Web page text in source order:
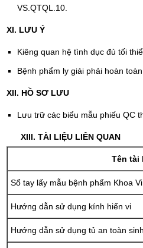
VS.QTQL.10.
XI. LƯU Ý
Kiêng quan hệ tình dục đủ tối
Bệnh phẩm ly giải phải hoàn
XII. HỒ SƠ LƯU
Lưu trữ các biểu mẫu phiếu QC
XIII. TÀI LIỆU LIÊN QUAN
Tên tài
Sổ tay lấy mẫu bệnh phẩm Khoa
Hướng dẫn sử dụng kính hiển vi
Hướng dẫn sử dụng tủ an toàn